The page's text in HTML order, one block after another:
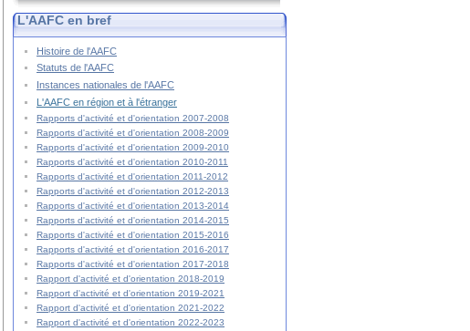
L'AAFC en bref
Histoire de l'AAFC
Statuts de l'AAFC
Instances nationales de l'AAFC
L'AAFC en région et à l'étranger
Rapports d'activité et d'orientation 2007-2008
Rapports d'activité et d'orientation 2008-2009
Rapports d'activité et d'orientation 2009-2010
Rapports d'activité et d'orientation 2010-2011
Rapports d'activité et d'orientation 2011-2012
Rapports d'activité et d'orientation 2012-2013
Rapports d'activité et d'orientation 2013-2014
Rapports d'activité et d'orientation 2014-2015
Rapports d'activité et d'orientation 2015-2016
Rapports d'activité et d'orientation 2016-2017
Rapports d'activité et d'orientation 2017-2018
Rapport d'activité et d'orientation 2018-2019
Rapport d'activité et d'orientation 2019-2021
Rapport d'activité et d'orientation 2021-2022
Rapport d'activité et d'orientation 2022-2023